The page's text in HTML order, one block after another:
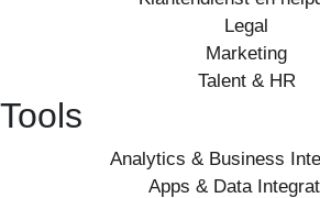
Legal
Marketing
Talent & HR
Tools
Analytics & Business
Apps & Data